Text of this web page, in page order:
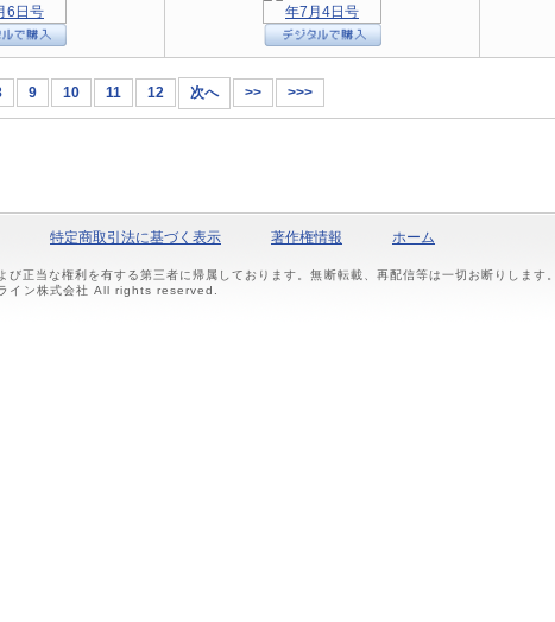
9 10 11 12 次へ >> >>>
特定商取引法に基づく表示 著作権情報 ホーム
正当な権利を有する第三者に帰属しております。無断転載、再配信等は一切お断りします。
イン株式会社 All rights reserved.